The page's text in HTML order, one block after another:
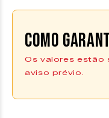
Como
Os valores estão
aviso prévio.